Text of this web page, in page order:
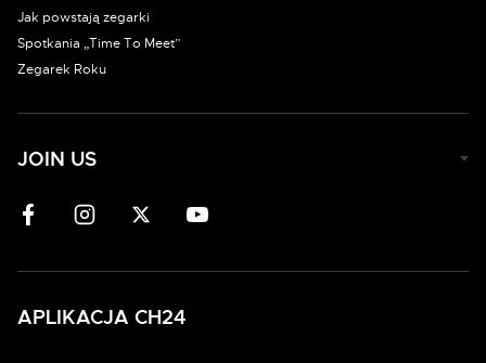
Jak powstają zegarki
Spotkania „Time To Meet”
Zegarek Roku
JOIN US
APLIKACJA CH24